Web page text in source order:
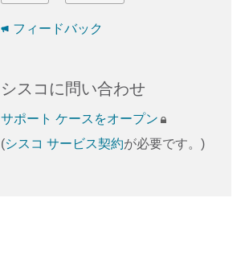
フィードバック
シスコに問い合わせ
サポート ケースをオープン
(シスコ サービス契約が必要です。)